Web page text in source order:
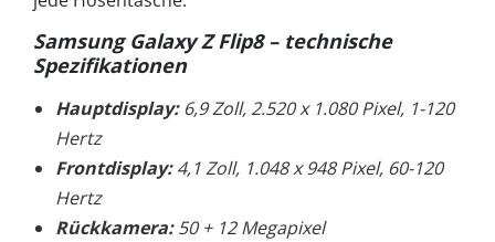
Samsung Galaxy Z Flip8 – technische
Spezifikationen
Hauptdisplay:6,9 Zoll, 2.520 x 1.080 Pixel, 1-120
Hertz
Frontdisplay:4,1 Zoll, 1.048 x 948 Pixel, 60-120
Hertz
Rückkamera:50 + 12 Megapixel